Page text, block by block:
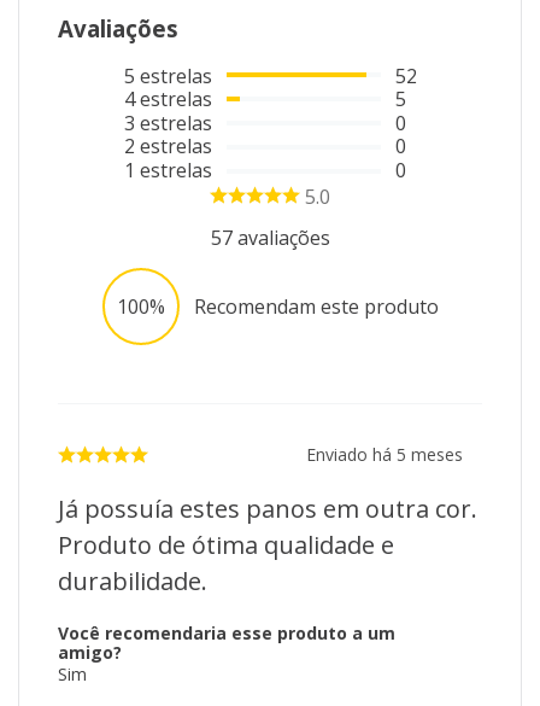
1 x Pano de Copa
"Imagens meramente ilustrativas"
Avaliações
5 estrelas
4estrelas
3 estrelas
2 estrelas
1 estrelas
52
5
0
0
0
5.0
57avaliações
100% Recomendam este produto
Enviado há 5 meses
Já possuía estes panos em outra cor.
Produto de ótima qualidade e
durabilidade.
Você recomendaria esse produto a um
amigo?
Sim